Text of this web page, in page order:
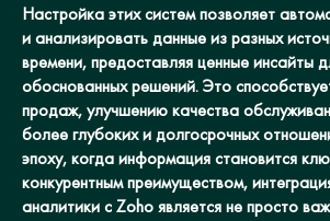
Настройка этих систем позволяет
и анализировать данные из разных
времени, предоставляя ценные инсайты
обоснованных решений. Это
продаж, улучшению качества
более глубоких и долгосрочных
эпоху, когда информация становится
конкурентным преимуществом,
аналитики с Zoho является не просто